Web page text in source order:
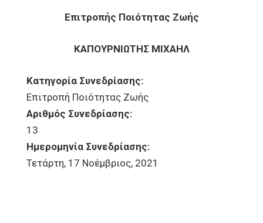
Επιτροπής Ποιότητας Ζωής
ΚΑΠΟΥΡΝΙΩΤΗΣ ΜΙΧΑΗΛ
Κατηγορία Συνεδρίασης:
Επιτροπή Ποιότητας Ζωής
Αριθμός Συνεδρίασης:
13
Ημερομηνία Συνεδρίασης:
Τετάρτη, 17 Νοέμβριος, 2021